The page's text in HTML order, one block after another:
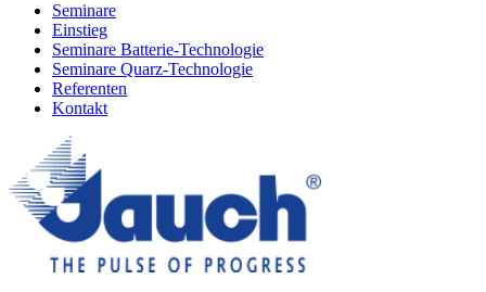
Seminare
Einstieg
Seminare Batterie-Technologie
Seminare Quarz-Technologie
Referenten
Kontakt